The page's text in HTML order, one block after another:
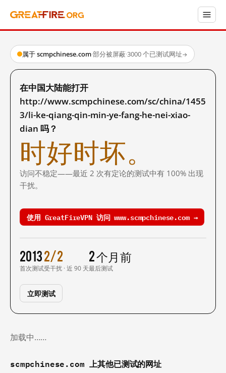
属于 scmpchinese.com·部分被屏蔽·3000 个已测试网址→
在中国大陆能打开
http://www.scmpchinese.com/sc/china/1455
3/li-ke-qiang-qin-min-ye-fang-he-nei-xiao-
dian 吗？
时好时坏。
访问不稳定——最近 2 次有定论的测试中有 100% 出现
干扰。
使用 GreatFireVPN 访问 www.scmpchinese.com →
2013
首次测试
2/2
受干扰 · 近 90 天
2 个月前
最后测试
立即测试
加载中……
scmpchinese.com 上其他已测试的网址